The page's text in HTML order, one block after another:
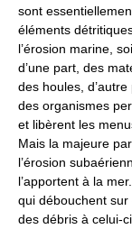
sont
éléments
l’érosion marine,
d’une part, des
des houles,
des organismes
et libèrent les
Mais la majeure
l’érosion
l’apportent à la
qui débouchent
des débris à celui-